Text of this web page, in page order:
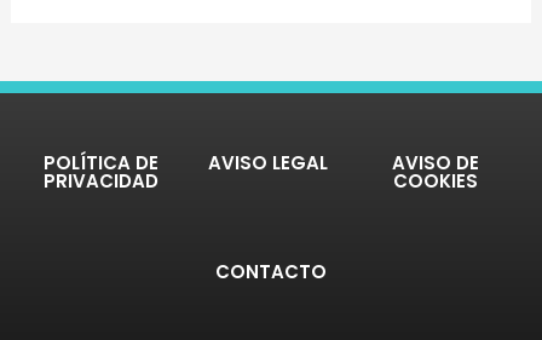
POLÍTICA DE
PRIVACIDAD
AVISO LEGAL AVISO DE
COOKIES
CONTACTO